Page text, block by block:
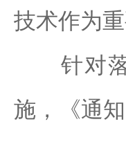
技术作为
针对落
施，《通